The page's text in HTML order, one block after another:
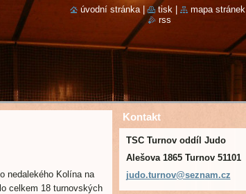
nedalekého Kolína na
celkem 18 turnovských
Kontakt
TSC Turnov oddíl Judo
Alešova 1865 Turnov 51101
judo.turnov@seznam.cz
úvodní stránka | tisk mapa stránek
rss